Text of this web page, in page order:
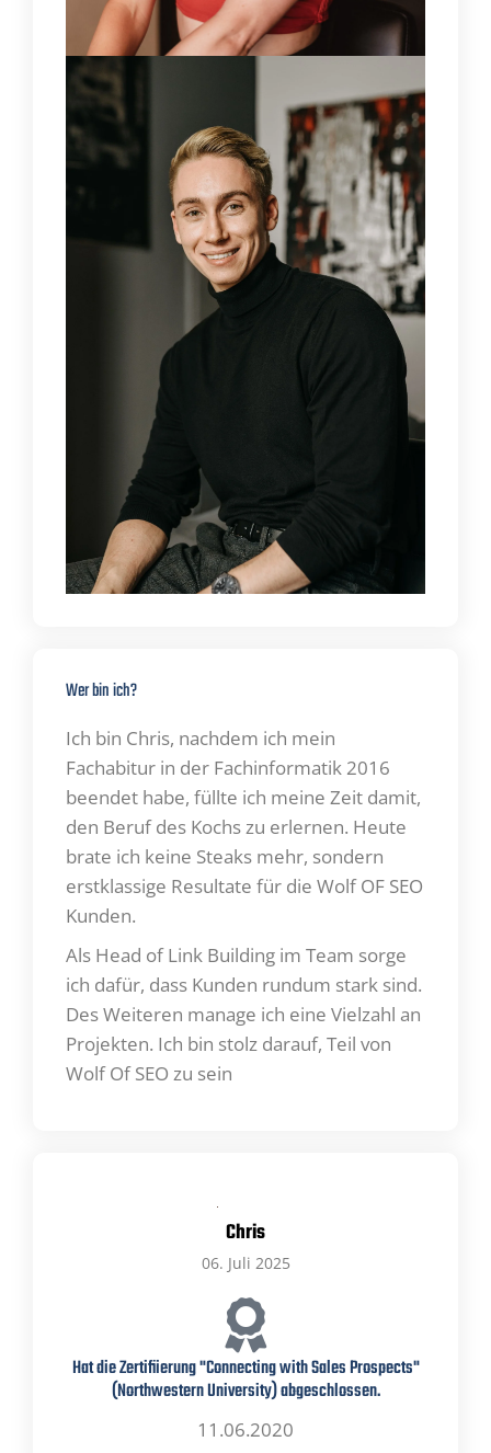
Wer bin ich?
Ich bin Chris, nachdem ich mein
Fachabitur in der Fachinformatik 2016
beendet habe, füllte ich meine Zeit damit,
den Beruf des Kochs zu erlernen. Heute
brate ich keine Steaks mehr, sondern
erstklassige Resultate für die Wolf OF SEO
Kunden.
Als Head of Link Building im Team sorge
ich dafür, dass Kunden rundum stark sind.
Des Weiteren manage ich eine Vielzahl an
Projekten. Ich bin stolz darauf, Teil von
Wolf Of SEO zu sein
Chris
06. Juli 2025
Hat die Zertifiierung "Connecting with Sales Prospects"
(Northwestern University) abgeschlossen.
11.06.2020